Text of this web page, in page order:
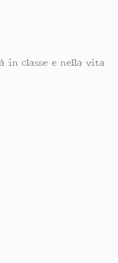
in classe e nella vita